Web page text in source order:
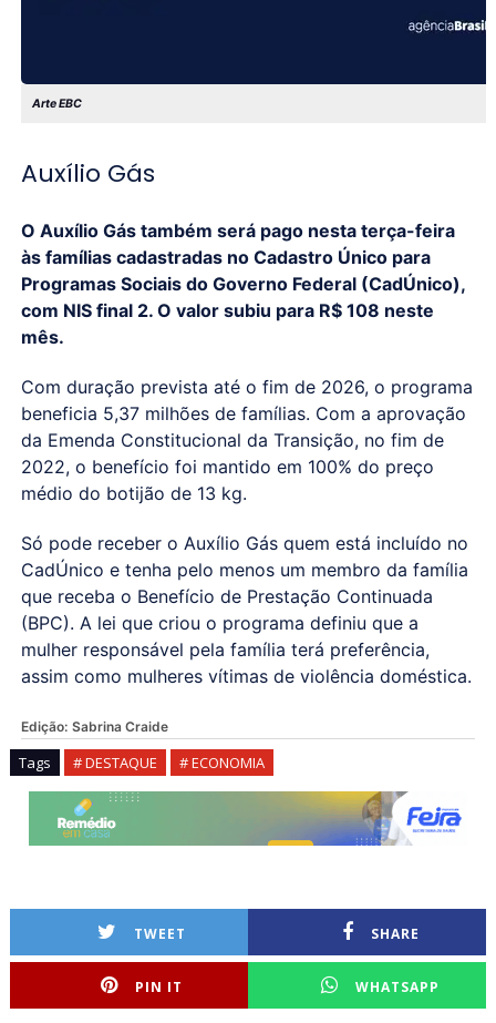
Arte EBC
Auxílio Gás
O Auxílio Gás também será pago nesta terça-feira
às famílias cadastradas no Cadastro Único para
Programas Sociais do Governo Federal (CadÚnico),
com NIS final 2. O valor subiu para R$ 108 neste
mês.
Com duração prevista até o fim de 2026, o programa
beneficia 5,37 milhões de famílias. Com a aprovação
da Emenda Constitucional da Transição, no fim de
2022, o benefício foi mantido em 100% do preço
médio do botijão de 13 kg.
Só pode receber o Auxílio Gás quem está incluído no
CadÚnico e tenha pelo menos um membro da família
que receba o Benefício de Prestação Continuada
(BPC). A lei que criou o programa definiu que a
mulher responsável pela família terá preferência,
assim como mulheres vítimas de violência doméstica.
Edição: Sabrina Craide
Tags # DESTAQUE # ECONOMIA
TWEET SHARE
PIN IT WHATSAPP